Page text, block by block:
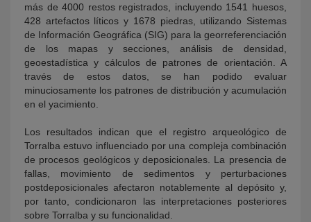
más de 4000 restos registrados, incluyendo 1541 huesos,
428 artefactos líticos y 1678 piedras, utilizando Sistemas
de Información Geográfica (SIG) para la georreferenciación
de los mapas y secciones, análisis de densidad,
geoestadística y cálculos de patrones de orientación. A
través de estos datos, se han podido evaluar
minuciosamente los patrones de distribución y acumulación
en el yacimiento.
Los resultados indican que el registro arqueológico de
Torralba estuvo influenciado por una compleja combinación
de procesos geológicos y deposicionales. La presencia de
fallas, movimiento de sedimentos y perturbaciones
postdeposicionales afectaron notablemente al depósito y,
por tanto, condicionaron las interpretaciones posteriores
sobre Torralba y su funcionalidad.